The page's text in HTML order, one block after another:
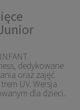
dedykowane
oraz zajęć
UV. Wersja
dla dzieci.